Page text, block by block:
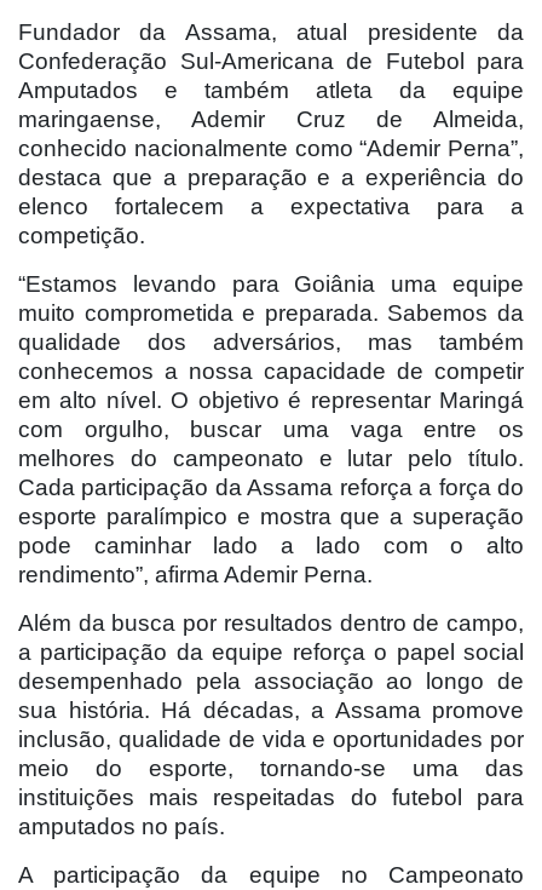
Fundador da Assama, atual presidente da
Confederação Sul-Americana de Futebol para
Amputados e também atleta da equipe
maringaense, Ademir Cruz de Almeida,
conhecido nacionalmente como “Ademir Perna”,
destaca que a preparação e a experiência do
elenco fortalecem a expectativa para a
competição.
“Estamos levando para Goiânia uma equipe
muito comprometida e preparada. Sabemos da
qualidade dos adversários, mas também
conhecemos a nossa capacidade de competir
em alto nível. O objetivo é representar Maringá
com orgulho, buscar uma vaga entre os
melhores do campeonato e lutar pelo título.
Cada participação da Assama reforça a força do
esporte paralímpico e mostra que a superação
pode caminhar lado a lado com o alto
rendimento”, afirma Ademir Perna.
Além da busca por resultados dentro de campo,
a participação da equipe reforça o papel social
desempenhado pela associação ao longo de
sua história. Há décadas, a Assama promove
inclusão, qualidade de vida e oportunidades por
meio do esporte, tornando-se uma das
instituições mais respeitadas do futebol para
amputados no país.
A participação da equipe no Campeonato